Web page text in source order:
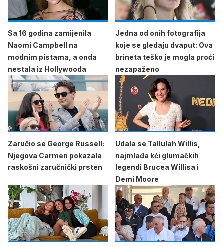
Sa 16 godina zamijenila
Naomi Campbell na
modnim pistama, a onda
nestala iz Hollywooda
Jedna od onih fotografija
koje se gledaju dvaput: Ova
brineta teško je mogla proći
nezapaženo
Zaručio se George Russell:
Njegova Carmen pokazala
raskošni zaručnički prsten
Udala se Tallulah Willis,
najmlađa kći glumačkih
legendi Brucea Willisa i
Demi Moore